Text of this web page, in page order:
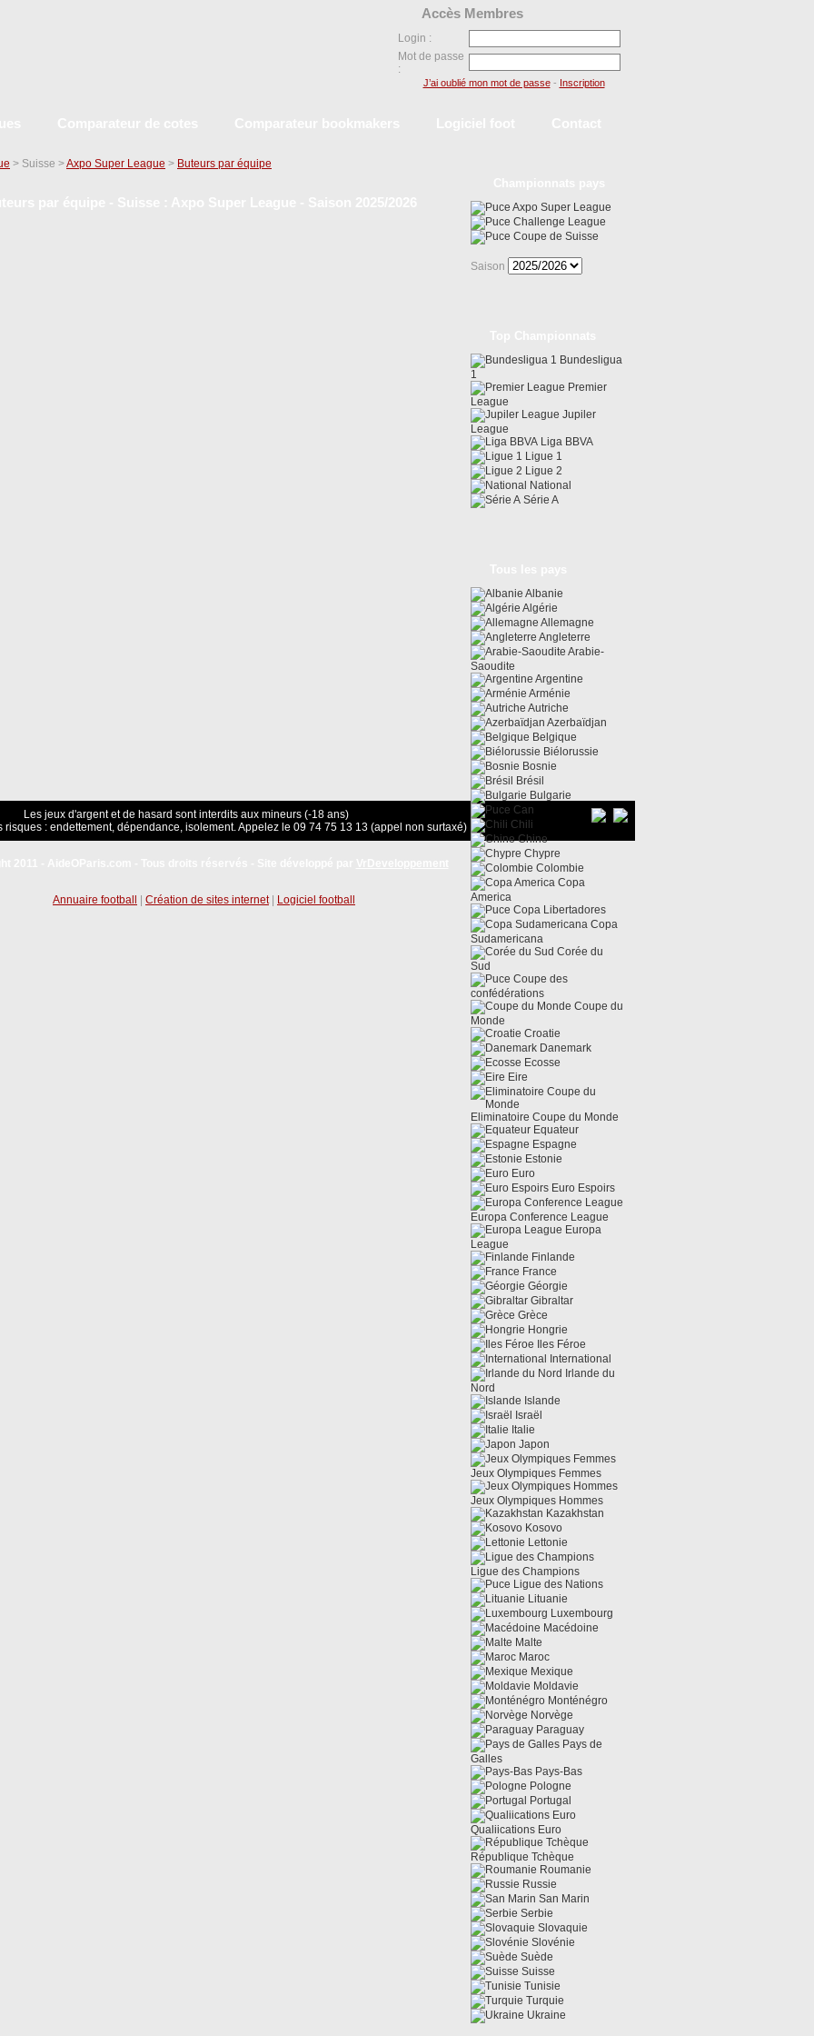
> Suisse >Axpo Super League > Buteurs par équipe
Axpo Super League
Challenge League
Coupe de Suisse
Saison
Bundesligua
1
Premier
League
Jupiler
League
Liga BBVA
Ligue 1
Ligue 2
National
Série A
Albanie
Algérie
Allemagne
Angleterre
Arabie-
Saoudite
Argentine
Arménie
Autriche
Azerbaïdjan
Belgique
Biélorussie
Bosnie
Brésil
Bulgarie
Can
Chili
Chine
Chypre
Colombie
Copa
America
Copa Libertadores
Copa
Sudamericana
Corée du
Sud
Coupe des
confédérations
Coupe du
Monde
Croatie
Danemark
Ecosse
Eire
Eliminatoire Coupe du Monde
Equateur
Espagne
Estonie
Euro
Euro Espoirs
Europa Conference League
Europa
League
Finlande
France
Géorgie
Gibraltar
Grèce
Hongrie
Iles Féroe
International
Irlande du
Nord
Islande
Israël
Italie
Japon
Jeux Olympiques Femmes
Jeux Olympiques Hommes
Kazakhstan
Kosovo
Lettonie
Ligue des Champions
Ligue des Nations
Lituanie
Luxembourg
Macédoine
Malte
Maroc
Mexique
Moldavie
Monténégro
Norvège
Paraguay
Pays de
Galles
Pays-Bas
Pologne
Portugal
Qualiications Euro
République Tchèque
Roumanie
Russie
San Marin
Serbie
Slovaquie
Slovénie
Suède
Suisse
Tunisie
Turquie
Ukraine
Les jeux d'argent et de hasard sont interdits aux mineurs (-18 ans)
risques : endettement, dépendance, isolement. Appelez le 09 74 75 13 13 (appel non surtaxé)
Annuaire football Création de sites internet| Logiciel football
Accès Membres
Login :
Mot de passe
:
J’ai oublié mon mot de passe- Inscription